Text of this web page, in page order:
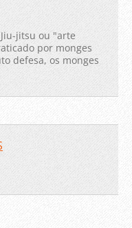
jitsu ou "arte
por monges
defesa, os monges